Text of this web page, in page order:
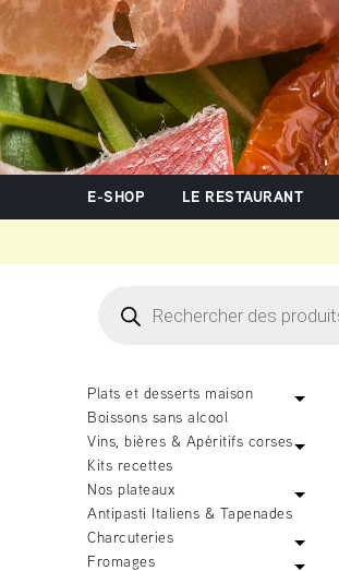
E-SHOP LE RESTAURANT
produits
Plats et desserts maison
Boissons sans alcool
Vins, bières & Apéritifs corses
Kits recettes
Nos plateaux
Antipasti Italiens & Tapenades
Charcuteries
Fromages